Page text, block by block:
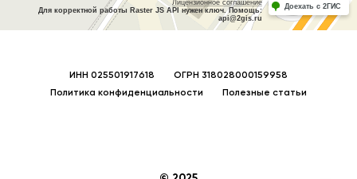
ИНН 025501917618
ОГРН 318028000159958
Политика конфиденциальности
Полезные статьи